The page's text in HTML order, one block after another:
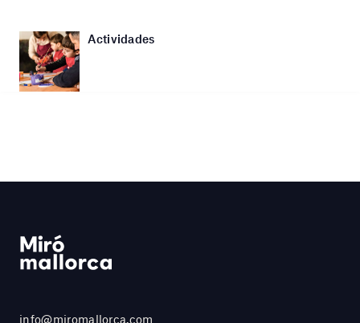
Actividades
info@miromallorca.com